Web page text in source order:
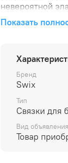
невероятной
фиксатора
Показать
Бренд
Swix
Тип
Связки для
Вид объявления
Товар